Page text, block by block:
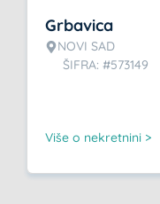
Grbavica
NOVI SAD
ŠIFRA: #573149
Više o nekretnini >